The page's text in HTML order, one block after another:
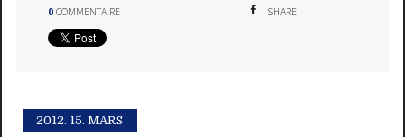
0 COMMENTAIRE SHARE
2012. 15. MARS